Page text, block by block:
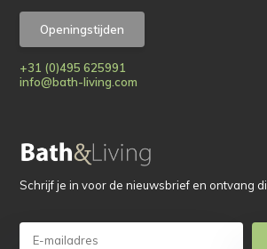
Openingstijden
+31 (0)495 625991
info@bath-living.com
Schrijf je in voor de nieuwsbrief en ontvang